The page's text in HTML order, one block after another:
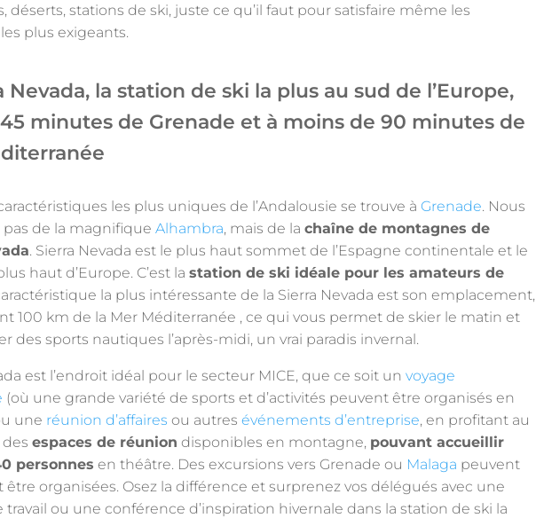
déserts, stations de ski, juste ce qu’il faut pour satisfaire même les
plus exigeants.
Nevada, la station de ski la plus au sud de l’Europe,
minutes de Grenade et à moins de 90 minutes de
les plus uniques de l’Andalousie se trouve à Grenade. Nous
pas de la magnifique Alhambra, mais de la chaîne de montagnes de
. Sierra Nevada est le plus haut sommet de l’Espagne continentale et le
haut d’Europe. C’est la station de ski idéale pour les amateurs de
la plus intéressante de la Sierra Nevada est son emplacement,
100 km de la Mer Méditerranée , ce qui vous permet de skier le matin et
des sports nautiques l’après-midi, un vrai paradis invernal.
est l’endroit idéal pour le secteur MICE, que ce soit un voyage
(où une grande variété de sports et d’activités peuvent être organisés en
une réunion d’affaires ou autres événements d’entreprise, en profitant au
espaces de réunion disponibles en montagne, pouvant accueillir
personnes en théâtre. Des excursions vers Grenade ou Malaga peuvent
organisées. Osez la différence et surprenez vos délégués avec une
ou une conférence d’inspiration hivernale dans la station de ski la